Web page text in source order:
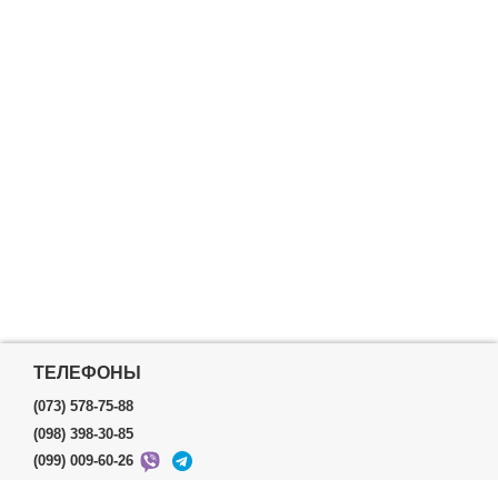
ТЕЛЕФОНЫ
(073) 578-75-88
(098) 398-30-85
(099) 009-60-26